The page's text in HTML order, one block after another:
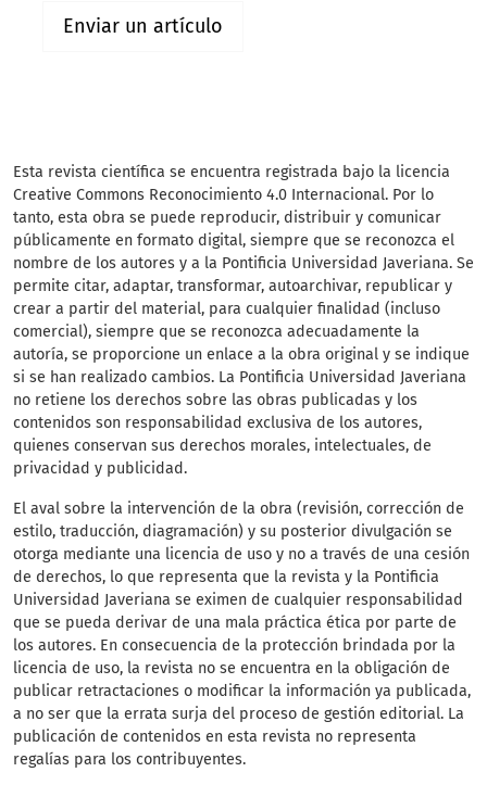
Enviar un artículo
Esta revista científica se encuentra registrada bajo la licencia
Creative Commons Reconocimiento 4.0 Internacional. Por lo
tanto, esta obra se puede reproducir, distribuir y comunicar
públicamente en formato digital, siempre que se reconozca el
nombre de los autores y a la Pontificia Universidad Javeriana. Se
permite citar, adaptar, transformar, autoarchivar, republicar y
crear a partir del material, para cualquier finalidad (incluso
comercial), siempre que se reconozca adecuadamente la
autoría, se proporcione un enlace a la obra original y se indique
si se han realizado cambios. La Pontificia Universidad Javeriana
no retiene los derechos sobre las obras publicadas y los
contenidos son responsabilidad exclusiva de los autores,
quienes conservan sus derechos morales, intelectuales, de
privacidad y publicidad.
El aval sobre la intervención de la obra (revisión, corrección de
estilo, traducción, diagramación) y su posterior divulgación se
otorga mediante una licencia de uso y no a través de una cesión
de derechos, lo que representa que la revista y la Pontificia
Universidad Javeriana se eximen de cualquier responsabilidad
que se pueda derivar de una mala práctica ética por parte de
los autores. En consecuencia de la protección brindada por la
licencia de uso, la revista no se encuentra en la obligación de
publicar retractaciones o modificar la información ya publicada,
a no ser que la errata surja del proceso de gestión editorial. La
publicación de contenidos en esta revista no representa
regalías para los contribuyentes.